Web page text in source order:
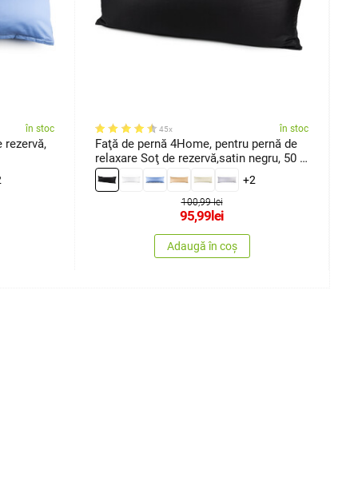
în stoc
rezervă,
45x în stoc
Faţă de pernă 4Home, pentru pernă de
relaxare Soţ de rezervă,satin negru, 50 x
150 cm
+2
100,99 lei
95,99lei
Adaugă în coș